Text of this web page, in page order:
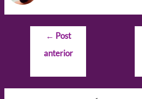
Navegação
Post
← Post
anterior